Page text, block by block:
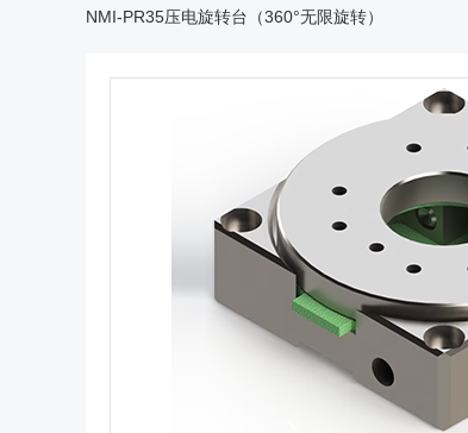
NMI-PR35压电旋转台（360°无限旋转）